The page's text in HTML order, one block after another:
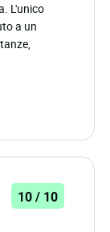
L'unico
a un
10 / 10